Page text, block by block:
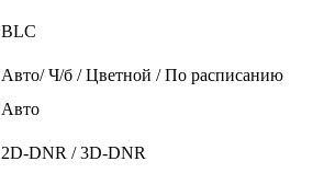
BLC
Авто/ Ч/б / Цветной / По расписанию
Авто
2D-DNR / 3D-DNR